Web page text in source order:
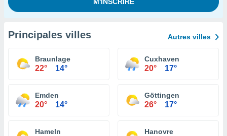
Principales villes Autres villes
Braunlage
22° 14°
Cuxhaven
20° 17°
Emden
20° 14°
Göttingen
26° 17°
Hameln Hanovre